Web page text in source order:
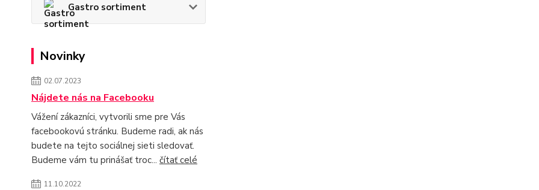
Gastro sortiment
Novinky
02.07.2023
Nájdete nás na Facebooku
Vážení zákazníci, vytvorili sme pre Vás
facebookovú stránku. Budeme radi, ak nás
budete na tejto sociálnej sieti sledovať.
Budeme vám tu prinášať troc... čítať celé
11.10.2022